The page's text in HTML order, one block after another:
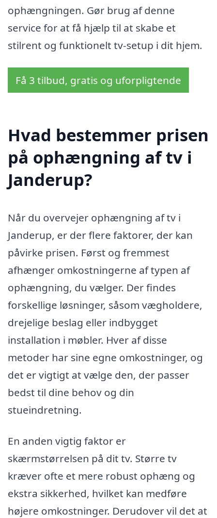
ophængningen. Gør brug af denne
service for at få hjælp til at skabe et
stilrent og funktionelt tv-setup i dit hjem.
Få 3 tilbud, gratis og uforpligtende
Hvad bestemmer prisen
på ophængning af tv i
Janderup?
Når du overvejer ophængning af tv i
Janderup, er der flere faktorer, der kan
påvirke prisen. Først og fremmest
afhænger omkostningerne af typen af
ophængning, du vælger. Der findes
forskellige løsninger, såsom vægholdere,
drejelige beslag eller indbygget
installation i møbler. Hver af disse
metoder har sine egne omkostninger, og
det er vigtigt at vælge den, der passer
bedst til dine behov og din
stueindretning.
En anden vigtig faktor er
skærmstørrelsen på dit tv. Større tv
kræver ofte et mere robust ophæng og
ekstra sikkerhed, hvilket kan medføre
højere omkostninger. Derudover vil det at